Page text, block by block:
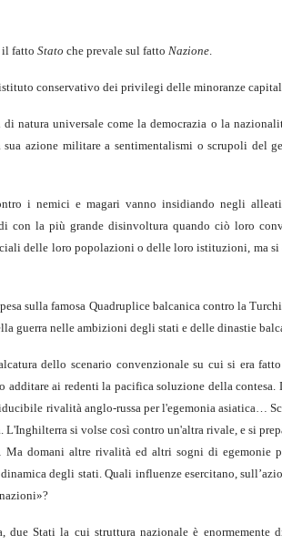
il fatto Stato che prevale sul fatto Nazione
conservativo dei privilegi delle minoranze
natura universale come la democrazia o la
azione militare a sentimentalismi o scrupoli del
i nemici e magari vanno insidiando negli
con la più grande disinvoltura quando ciò loro
delle loro popolazioni o delle loro istituzioni, ma si
sulla famosa Quadruplice balcanica contro la
guerra nelle ambizioni degli stati e delle dinastie
dello scenario convenzionale su cui si era fatto
ai redenti la pacifica soluzione della contesa.
rivalità anglo-russa per l'egemonia asiatica…
si volse così contro un'altra rivale, e si
domani altre rivalità ed altri sogni di egemonie
degli stati. Quali influenze esercitano,
Stati la cui struttura nazionale è enormemente